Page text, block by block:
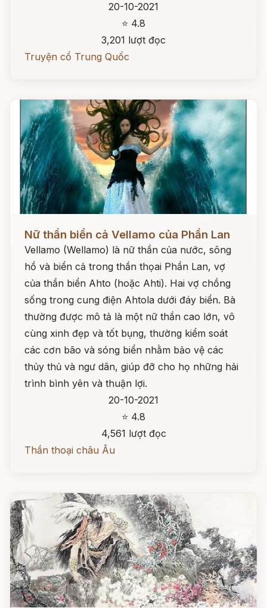
20-10-2021
⭐ 4.8
3,201 lượt đọc
Truyện cổ Trung Quốc
Nữ thần biển cả Vellamo của Phần Lan
Vellamo (Wellamo) là nữ thần của nước, sông
hồ và biển cả trong thần thọai Phần Lan, vợ
của thần biển Ahto (hoặc Ahti). Hai vợ chồng
sống trong cung điện Ahtola dưới đáy biển. Bà
thường được mô tả là một nữ thần cao lớn, vô
cùng xinh đẹp và tốt bụng, thường kiểm soát
các cơn bão và sóng biển nhằm bảo vệ các
thủy thủ và ngư dân, giúp đỡ cho họ những hải
trình bình yên và thuận lợi.
20-10-2021
⭐ 4.8
4,561 lượt đọc
Thần thoại châu Âu